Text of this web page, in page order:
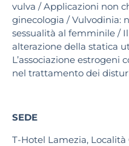
vulva / Applicazioni non
ginecologia / Vulvodinia:
sessualità al femminile /
alterazione della statica
L’associazione estrogeni
nel trattamento dei
SEDE
T-Hotel Lamezia,